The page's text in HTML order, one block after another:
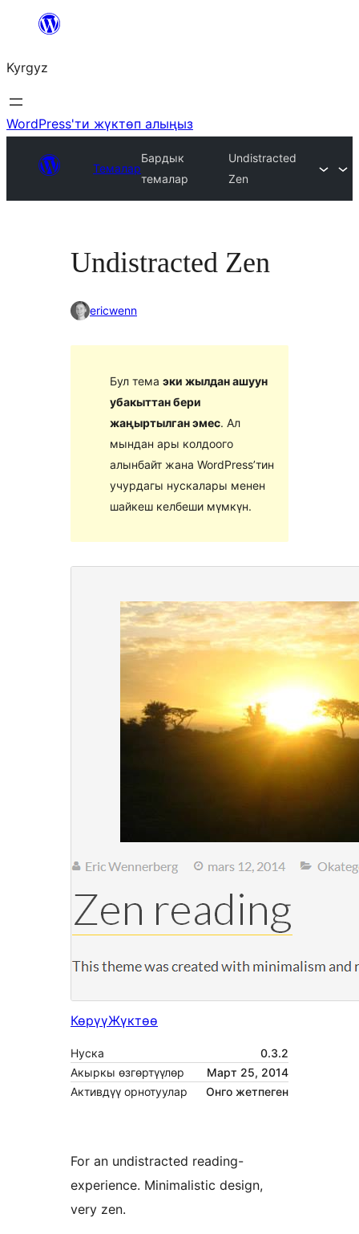
Мазмунга
Kyrgyz
WordPress'ти жүктөп алыңыз
Темалар
Бардык
темалар
Undistracted
Zen
Undistracted Zen
ericwenn
Бул тема эки жылдан ашуун
убакыттан бери
жаңыртылган эмес. Ал
мындан ары колдоого
алынбайт жана WordPress’тин
учурдагы нускалары менен
шайкеш келбеши мүмкүн.
КөрүүЖүктөө
Нуска
0.3.2
Акыркы өзгөртүүлөр
Март 25, 2014
Активдүү орнотуулар
Онго жетпеген
For an undistracted reading-
experience. Minimalistic design,
very zen.